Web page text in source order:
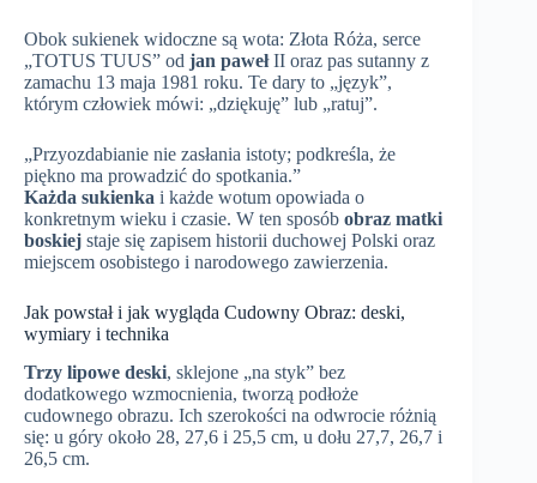
Obok sukienek widoczne są wota: Złota Róża, serce
„TOTUS TUUS” od jan pawełII oraz pas sutanny z
zamachu 13 maja 1981 roku. Te dary to „język”,
którym człowiek mówi: „dziękuję” lub „ratuj”.
„Przyozdabianie nie zasłania istoty; podkreśla, że
piękno ma prowadzić do spotkania.”
Każda sukienka i każde wotum opowiada o
konkretnym wieku i czasie. W ten sposób obraz matki
boskiej staje się zapisem historii duchowej Polski oraz
miejscem osobistego i narodowego zawierzenia.
Jak powstał i jak wygląda Cudowny Obraz: deski,
wymiary i technika
Trzy lipowe deski, sklejone „na styk” bez
dodatkowego wzmocnienia, tworzą podłoże
cudownego obrazu. Ich szerokości na odwrocie różnią
się: u góry około 28, 27,6 i 25,5 cm, u dołu 27,7, 26,7 i
26,5 cm.